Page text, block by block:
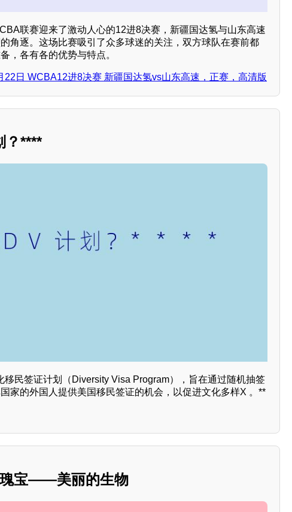
联赛迎来了激动人心的12进8决赛，新疆国达氢与山东高速
角逐。这场比赛吸引了众多球迷的关注，双方球队在赛前都
，各有各的优势与特点。
22日 WCBA12进8决赛 新疆国达氢vs山东高速，正赛，高清版
？****
移民签证计划（Diversity Visa Program），旨在通过随机抽签
家的外国人提供美国移民签证的机会，以促进文化多样X 。**
瑰宝——美丽的生物